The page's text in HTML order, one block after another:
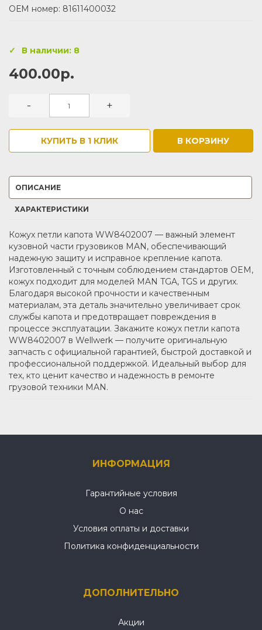
ОЕМ номер: 81611400032
В наличии: 8
400.00р.
- +
КУПИТЬ В 1 КЛИК В КОРЗИНУ
ОПИСАНИЕ
ХАРАКТЕРИСТИКИ
Кожух петли капота WW8402007 — важный элемент
кузовной части грузовиков MAN, обеспечивающий
надежную защиту и исправное крепление капота.
Изготовленный с точным соблюдением стандартов OEM,
кожух подходит для моделей MAN TGA, TGS и других.
Благодаря высокой прочности и качественным
материалам, эта деталь значительно увеличивает срок
службы капота и предотвращает повреждения в
процессе эксплуатации. Закажите кожух петли капота
WW8402007 в Wellwerk — получите оригинальную
запчасть с официальной гарантией, быстрой доставкой и
профессиональной поддержкой. Идеальный выбор для
тех, кто ценит качество и надежность в ремонте
грузовой техники MAN.
ИНФОРМАЦИЯ
Гарантийные условия
О нас
Условия оплаты и доставки
Политика конфиденциальности
ДОПОЛНИТЕЛЬНО
Акции